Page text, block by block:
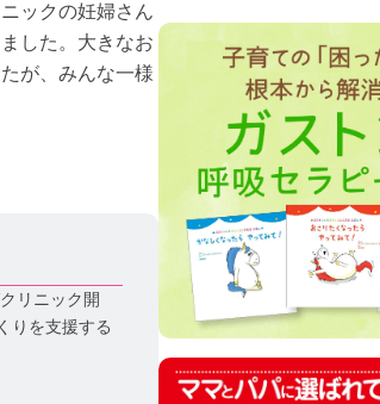
ックの妊婦さん
した。大きなお
が、みんな一様
リニック開
りを支援する